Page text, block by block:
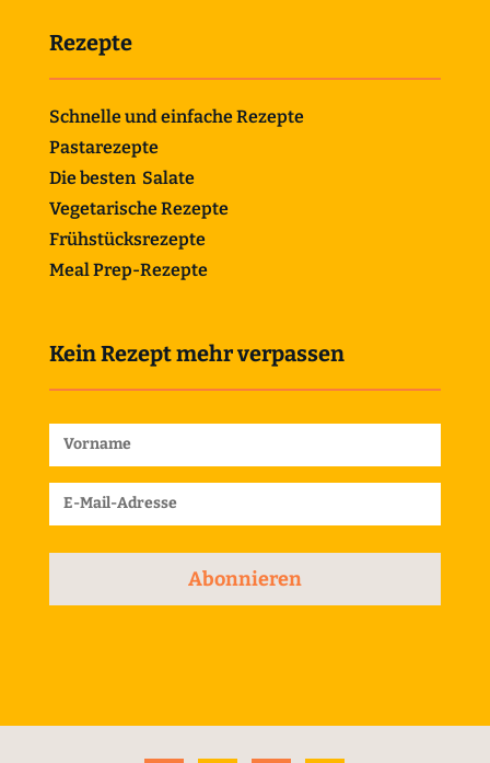
Rezepte
Schnelle und einfache Rezepte
Pastarezepte
Die besten Salate
Vegetarische Rezepte
Frühstücksrezepte
Meal Prep-Rezepte
Kein Rezept mehr verpassen
Abonnieren